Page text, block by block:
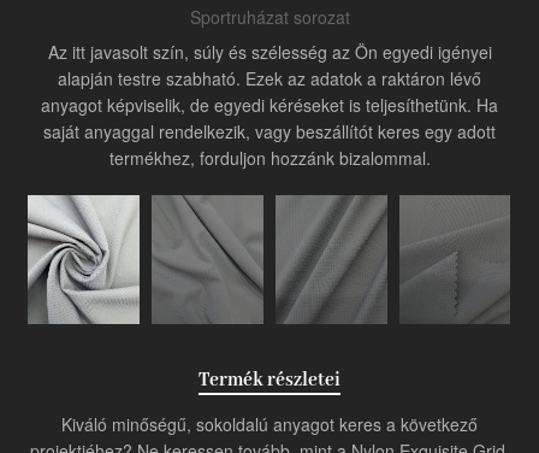
Sportruházat sorozat
Az itt javasolt szín, súly és szélesség az Ön egyedi igényei
alapján testre szabható. Ezek az adatok a raktáron lévő
anyagot képviselik, de egyedi kéréseket is teljesíthetünk. Ha
saját anyaggal rendelkezik, vagy beszállítót keres egy adott
termékhez, forduljon hozzánk bizalommal.
Termék részletei
Kiváló minőségű, sokoldalú anyagot keres a következő